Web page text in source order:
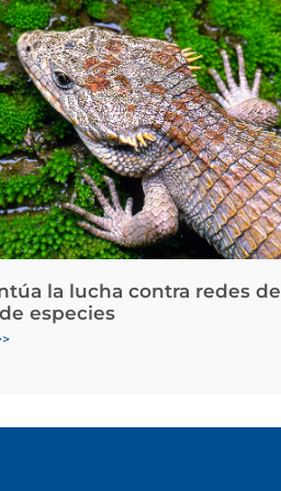
la lucha contra redes de
especies